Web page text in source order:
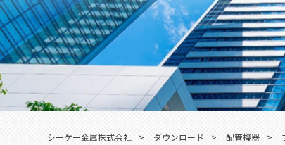
シーケー金属株式会社 > ダウンロード > 配管機器 >